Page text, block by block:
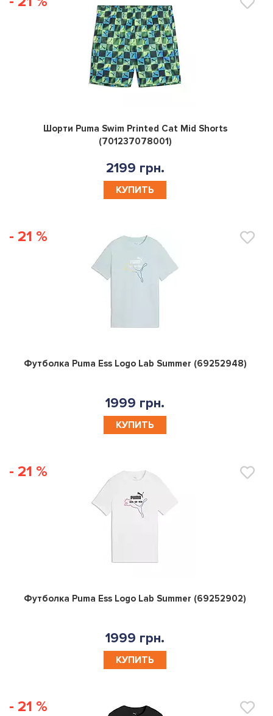
0
Шорти Puma Swim Printed Cat Mid Shorts
(701237078001)
2199 грн.
КУПИТЬ
- 21 %
0
Футболка Puma Ess Logo Lab Summer (69252948)
1999 грн.
КУПИТЬ
- 21 %
0
Футболка Puma Ess Logo Lab Summer (69252902)
1999 грн.
КУПИТЬ
- 21 %